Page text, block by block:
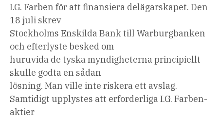
I.G. Farben för att finansiera delägarskapet. Den
18 juli skrev
Stockholms Enskilda Bank till Warburgbanken
och efterlyste besked om
huruvida de tyska myndigheterna principiellt
skulle godta en sådan
lösning. Man ville inte riskera ett avslag.
Samtidigt upplystes att erforderliga I.G. Farben-
aktier